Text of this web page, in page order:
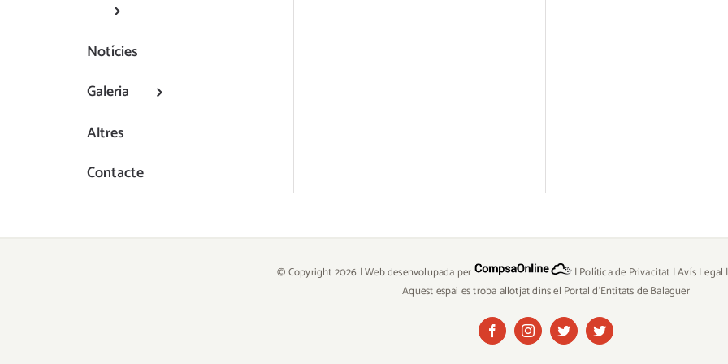
Notícies
Galeria
Altres
Contacte
© Copyright2026 | Web desenvolupada per |Política de Privacitat |Avís Legal |
Aquest espai es troba allotjat dins el Portal d'Entitats de Balaguer
FacebookInstagramTwitterTwitter